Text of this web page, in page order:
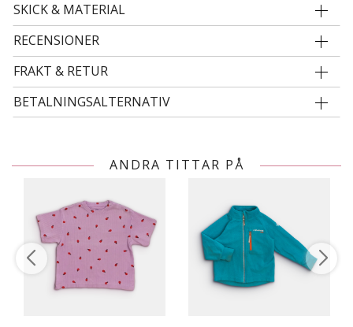
SKICK & MATERIAL
RECENSIONER
FRAKT & RETUR
BETALNINGSALTERNATIV
ANDRA TITTAR PÅ